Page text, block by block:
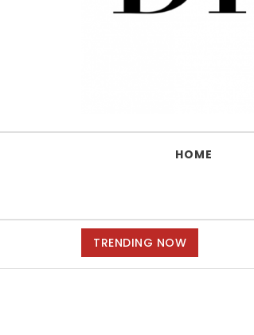
HOME
TRENDING NOW